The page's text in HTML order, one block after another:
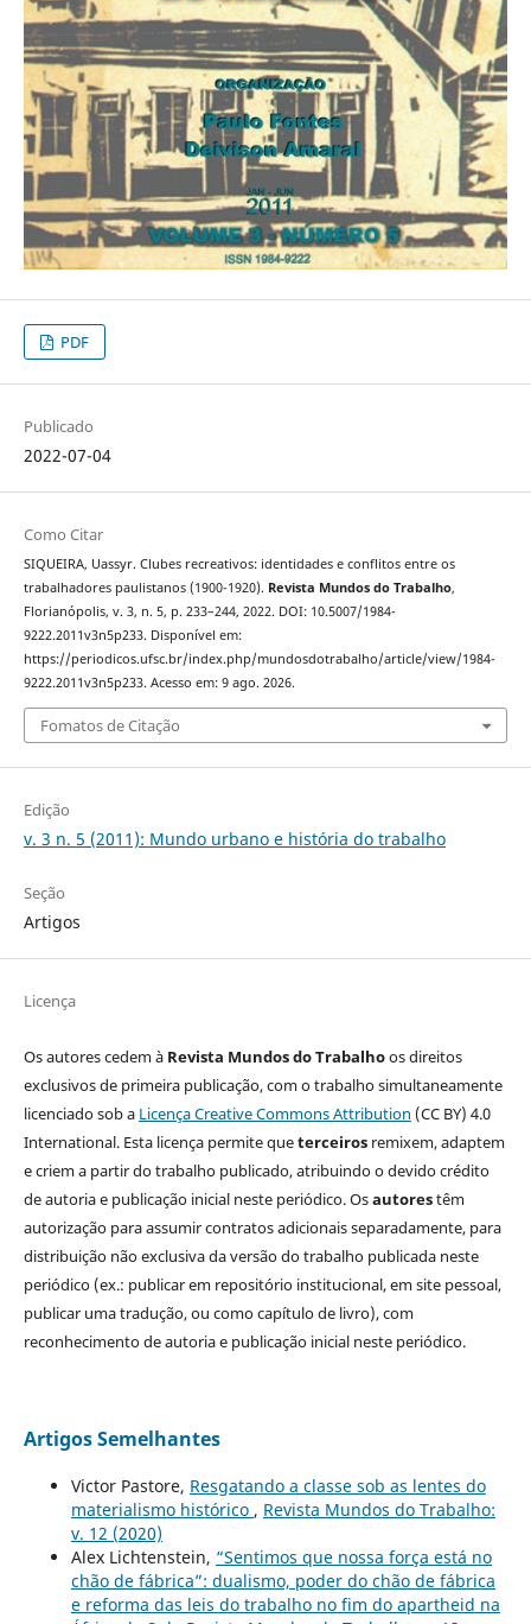
PDF
Publicado
2022-07-04
Como Citar
SIQUEIRA, Uassyr. Clubes recreativos: identidades e conflitos entre os
trabalhadores paulistanos (1900-1920). Revista Mundos do Trabalho,
Florianópolis, v. 3, n. 5, p. 233–244, 2022. DOI: 10.5007/1984-
9222.2011v3n5p233. Disponível em:
https://periodicos.ufsc.br/index.php/mundosdotrabalho/article/view/1984-
9222.2011v3n5p233. Acesso em: 9 ago. 2026.
Fomatos de Citação
Edição
v. 3 n. 5 (2011): Mundo urbano e história do trabalho
Seção
Artigos
Licença
Os autores cedem à Revista Mundos do Trabalhoos direitos
exclusivos de primeira publicação, com o trabalho simultaneamente
licenciado sob a Licença Creative Commons Attribution (CC BY) 4.0
International. Esta licença permite queterceirosremixem, adaptem
e criem a partir do trabalho publicado, atribuindo o devido crédito
de autoria e publicação inicial neste periódico. Osautorestêm
autorização para assumir contratos adicionais separadamente, para
distribuição não exclusiva da versão do trabalho publicada neste
periódico (ex.: publicar em repositório institucional, em site pessoal,
publicar uma tradução, ou como capítulo de livro), com
reconhecimento de autoria e publicação inicial neste periódico.
Artigos Semelhantes
Victor Pastore, Resgatando a classe sob as lentes do
materialismo histórico , Revista Mundos do Trabalho:
v. 12 (2020)
Alex Lichtenstein, “Sentimos que nossa força está no
chão de fábrica”: dualismo, poder do chão de fábrica
e reforma das leis do trabalho no fim do apartheid na